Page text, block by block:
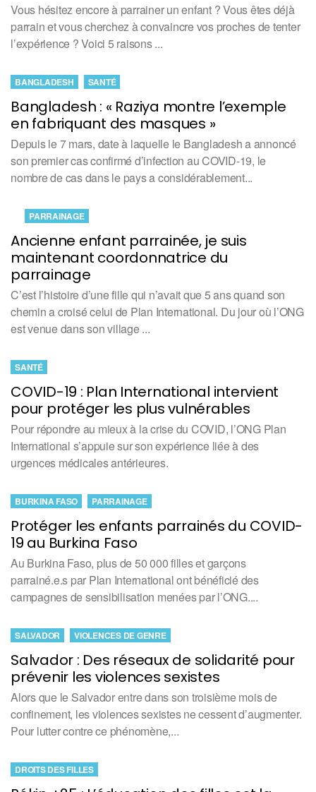
Vous hésitez encore à parrainer un enfant ? Vous êtes déjà
parrain et vous cherchez à convaincre vos proches de tenter
l’expérience ? Voici 5 raisons ...
Bangladesh : « Raziya montre l’exemple
en fabriquant des masques »
BANGLADESH SANTÉ
Depuis le 7 mars, date à laquelle le Bangladesh a annoncé
son premier cas confirmé d’infection au COVID-19, le
nombre de cas dans le pays a considérablement...
Ancienne enfant parrainée, je suis
maintenant coordonnatrice du
parrainage
PARRAINAGE
C’est l’histoire d’une fille qui n’avait que 5 ans quand son
chemin a croisé celui de Plan International. Du jour où l’ONG
est venue dans son village ...
COVID-19 : Plan International intervient
pour protéger les plus vulnérables
SANTÉ
Pour répondre au mieux à la crise du COVID, l’ONG Plan
International s’appuie sur son expérience liée à des
urgences médicales antérieures.
Protéger les enfants parrainés du COVID-
19 au Burkina Faso
BURKINA FASO PARRAINAGE
Au Burkina Faso, plus de 50 000 filles et garçons
parrainé.e.s par Plan International ont bénéficié des
campagnes de sensibilisation menées par l’ONG....
Salvador : Des réseaux de solidarité pour
prévenir les violences sexistes
SALVADOR VIOLENCES DE GENRE
Alors que le Salvador entre dans son troisième mois de
confinement, les violences sexistes ne cessent d’augmenter.
Pour lutter contre ce phénomène,...
DROITS DES FILLES